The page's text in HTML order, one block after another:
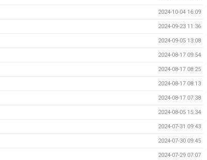
2024-10-04 16:09
2024-09-23 11:36
2024-09-05 13:08
2024-08-17 09:54
2024-08-17 08:25
2024-08-17 08:13
2024-08-17 07:38
2024-08-05 15:34
2024-07-31 09:43
2024-07-30 09:45
2024-07-29 07:07